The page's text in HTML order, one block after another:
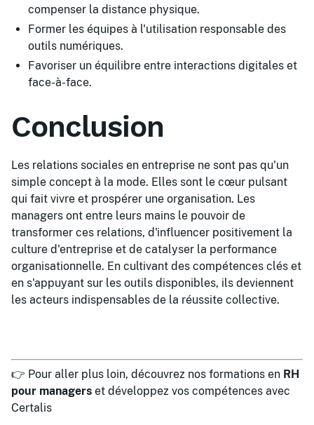
compenser la distance physique.
Former les équipes à l'utilisation responsable des
outils numériques.
Favoriser un équilibre entre interactions digitales et
face-à-face.
Conclusion
Les relations sociales en entreprise ne sont pas qu'un
simple concept à la mode. Elles sont le cœur pulsant
qui fait vivre et prospérer une organisation. Les
managers ont entre leurs mains le pouvoir de
transformer ces relations, d'influencer positivement la
culture d'entreprise et de catalyser la performance
organisationnelle. En cultivant des compétences clés et
en s'appuyant sur les outils disponibles, ils deviennent
les acteurs indispensables de la réussite collective.
👉 Pour aller plus loin, découvrez nos formations en RH
pour managers et développez vos compétences avec
Certalis